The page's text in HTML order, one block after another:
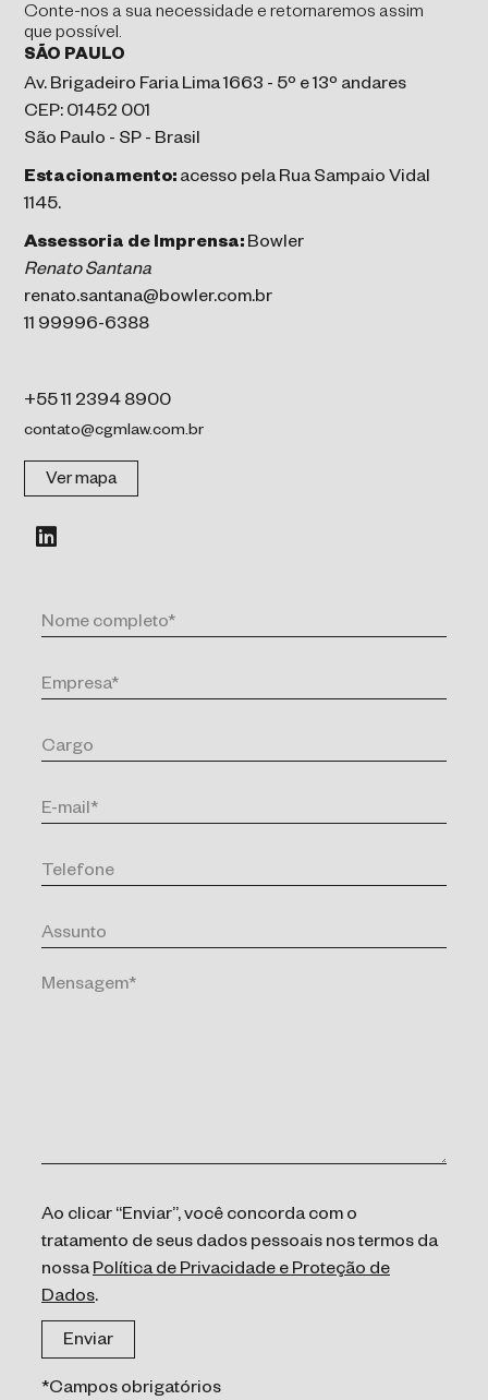
Conte-nos a sua necessidade e retornaremos assim
que possível.
SÃO PAULO
Av. Brigadeiro Faria Lima 1663 - 5º e 13º andares
CEP: 01452 001
São Paulo - SP - Brasil
Estacionamento: acesso pela Rua Sampaio Vidal
1145.
Assessoria de Imprensa: Bowler
Renato Santana
renato.santana@bowler.com.br
11 99996-6388
+55 11 2394 8900
contato@cgmlaw.com.br
Ver mapa
Ao clicar “Enviar”, você concorda com o
tratamento de seus dados pessoais nos termos da
nossaPolítica de Privacidade e Proteção de
Dados.
*Campos obrigatórios